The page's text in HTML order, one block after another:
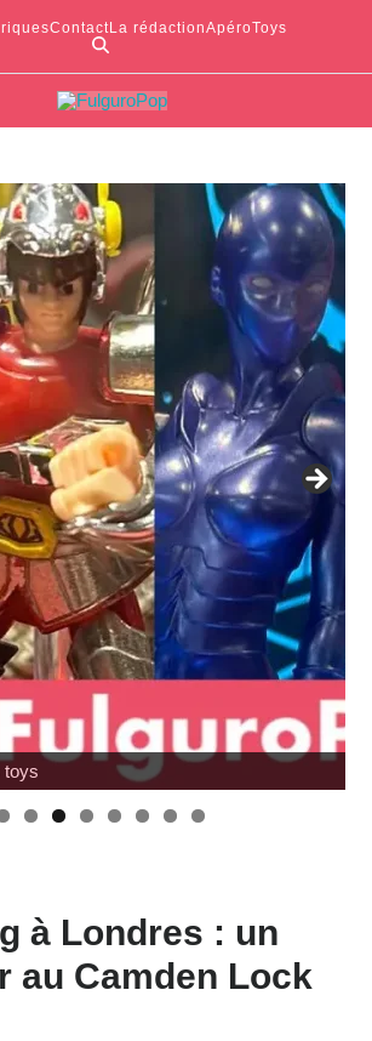
ContactLa rédactionApéroToys
2026 : Toutes les infos
à Londres : un
au Camden Lock